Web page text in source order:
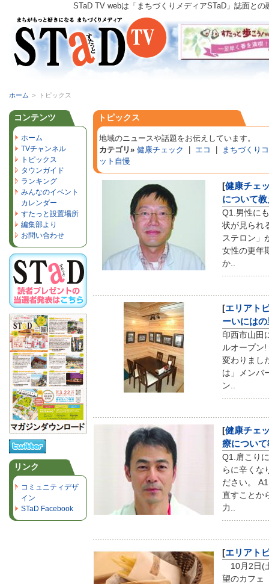
STaD TV webは「まちづくりメディアSTaD」誌面と
ホーム > トピックス
トピックス
地域のニュースや話題をお伝えしています。
カテゴリ» 健康チェック エコ
まちづくり
ット自慢
[健康チェ
について
Q1.男性に
状が見られ
ステロン」
女性の更年
か..
[エリアト
ーいに
印西市山田
ルオープン
変わりまし
は」メンバ
ン..
[健康チェ
療につい
Q1.肩こり
らに辛くな
ださい。
直すことか
力..
[エリアト
10月2日(
望のカフェ
コンテンツ
ホーム
TVチャンネル
トピックス
タウンガイド
ランキング
みんなのイベント
カレンダー
すたっと設置場所
編集部より
お問い合わせ
リンク
コミュニティデザ
イン
STaD Facebook